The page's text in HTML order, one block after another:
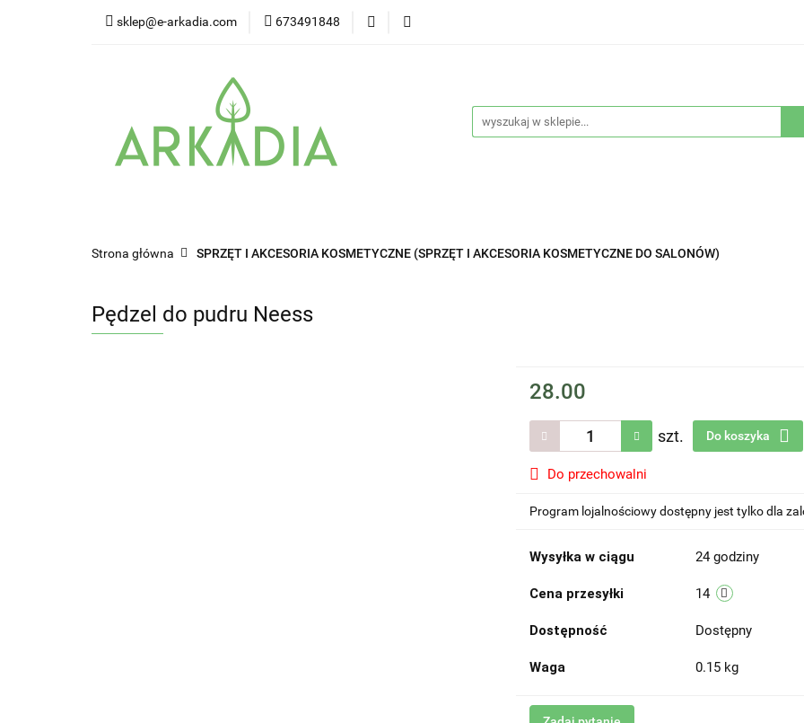
sklep@e-arkadia.com 673491848
Kategorie Producenci
Strona główna SPRZĘT I AKCESORIA KOSMETYCZNE (SPRZĘT I AKCESORIA KOSMETYCZNE DO SALONÓW)
Pędzel do pudru Neess
28.00
szt. Do koszyka
Do przechowalni
Program lojalnościowy dostępny jest tylko dla
Wysyłka w ciągu 24 godziny
Cena przesyłki 14
Dostępność Dostępny
Waga 0.15 kg